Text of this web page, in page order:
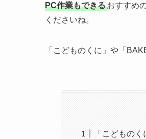
PC作業もできるおすすめ
くださいね。
「こどものくに」や「
「こどもの